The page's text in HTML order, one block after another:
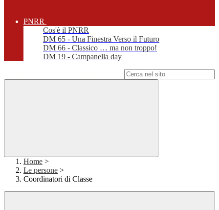
PNRR
Cos'è il PNRR
DM 65 - Una Finestra Verso il Futuro
DM 66 - Classico … ma non troppo!
DM 19 - Campanella day
Home >
Le persone >
Coordinatori di Classe